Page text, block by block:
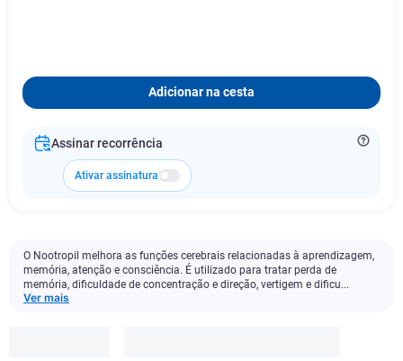
Adicionar na cesta
Assinar recorrência
Ativar assinatura
O Nootropil melhora as funções cerebrais relacionadas à aprendizagem,
memória, atenção e consciência. É utilizado para tratar perda de
memória, dificuldade de concentração e direção, vertigem e dificu...
Ver mais